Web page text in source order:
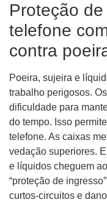
Proteção
telefone
contra
Poeira, sujeira e
trabalho perigosos.
dificuldade para
do tempo. Isso
telefone. As caixas
vedação superiores.
e líquidos cheguem
“proteção de
curtos-circuitos e